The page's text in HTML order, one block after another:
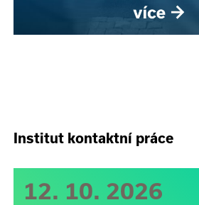
Institut kontaktní práce
12. 10. 2026